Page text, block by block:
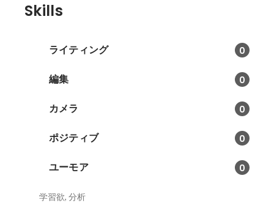
Skills
ライティング 0
編集 0
カメラ 0
ポジティブ 0
ユーモア 0
学習欲, 分析